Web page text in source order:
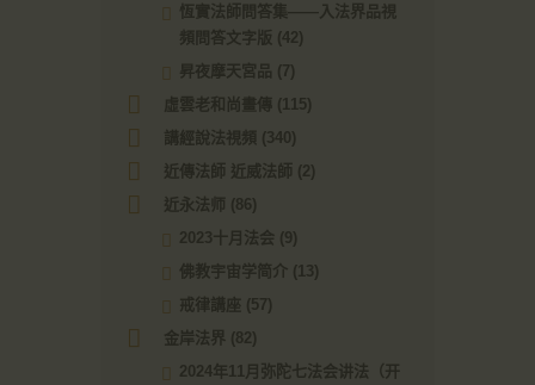
恆實法師問答集——入法界品視
頻問答文字版 (42)
昇夜摩天宮品 (7)
虛雲老和尚畫傳
(115)
講經說法視頻
(340)
近傳法師 近威法師 (2)
近永法师
(86)
2023十月法会 (9)
佛教宇宙学简介 (13)
戒律講座 (57)
金岸法界 (82)
2024年11月弥陀七法会讲法（开